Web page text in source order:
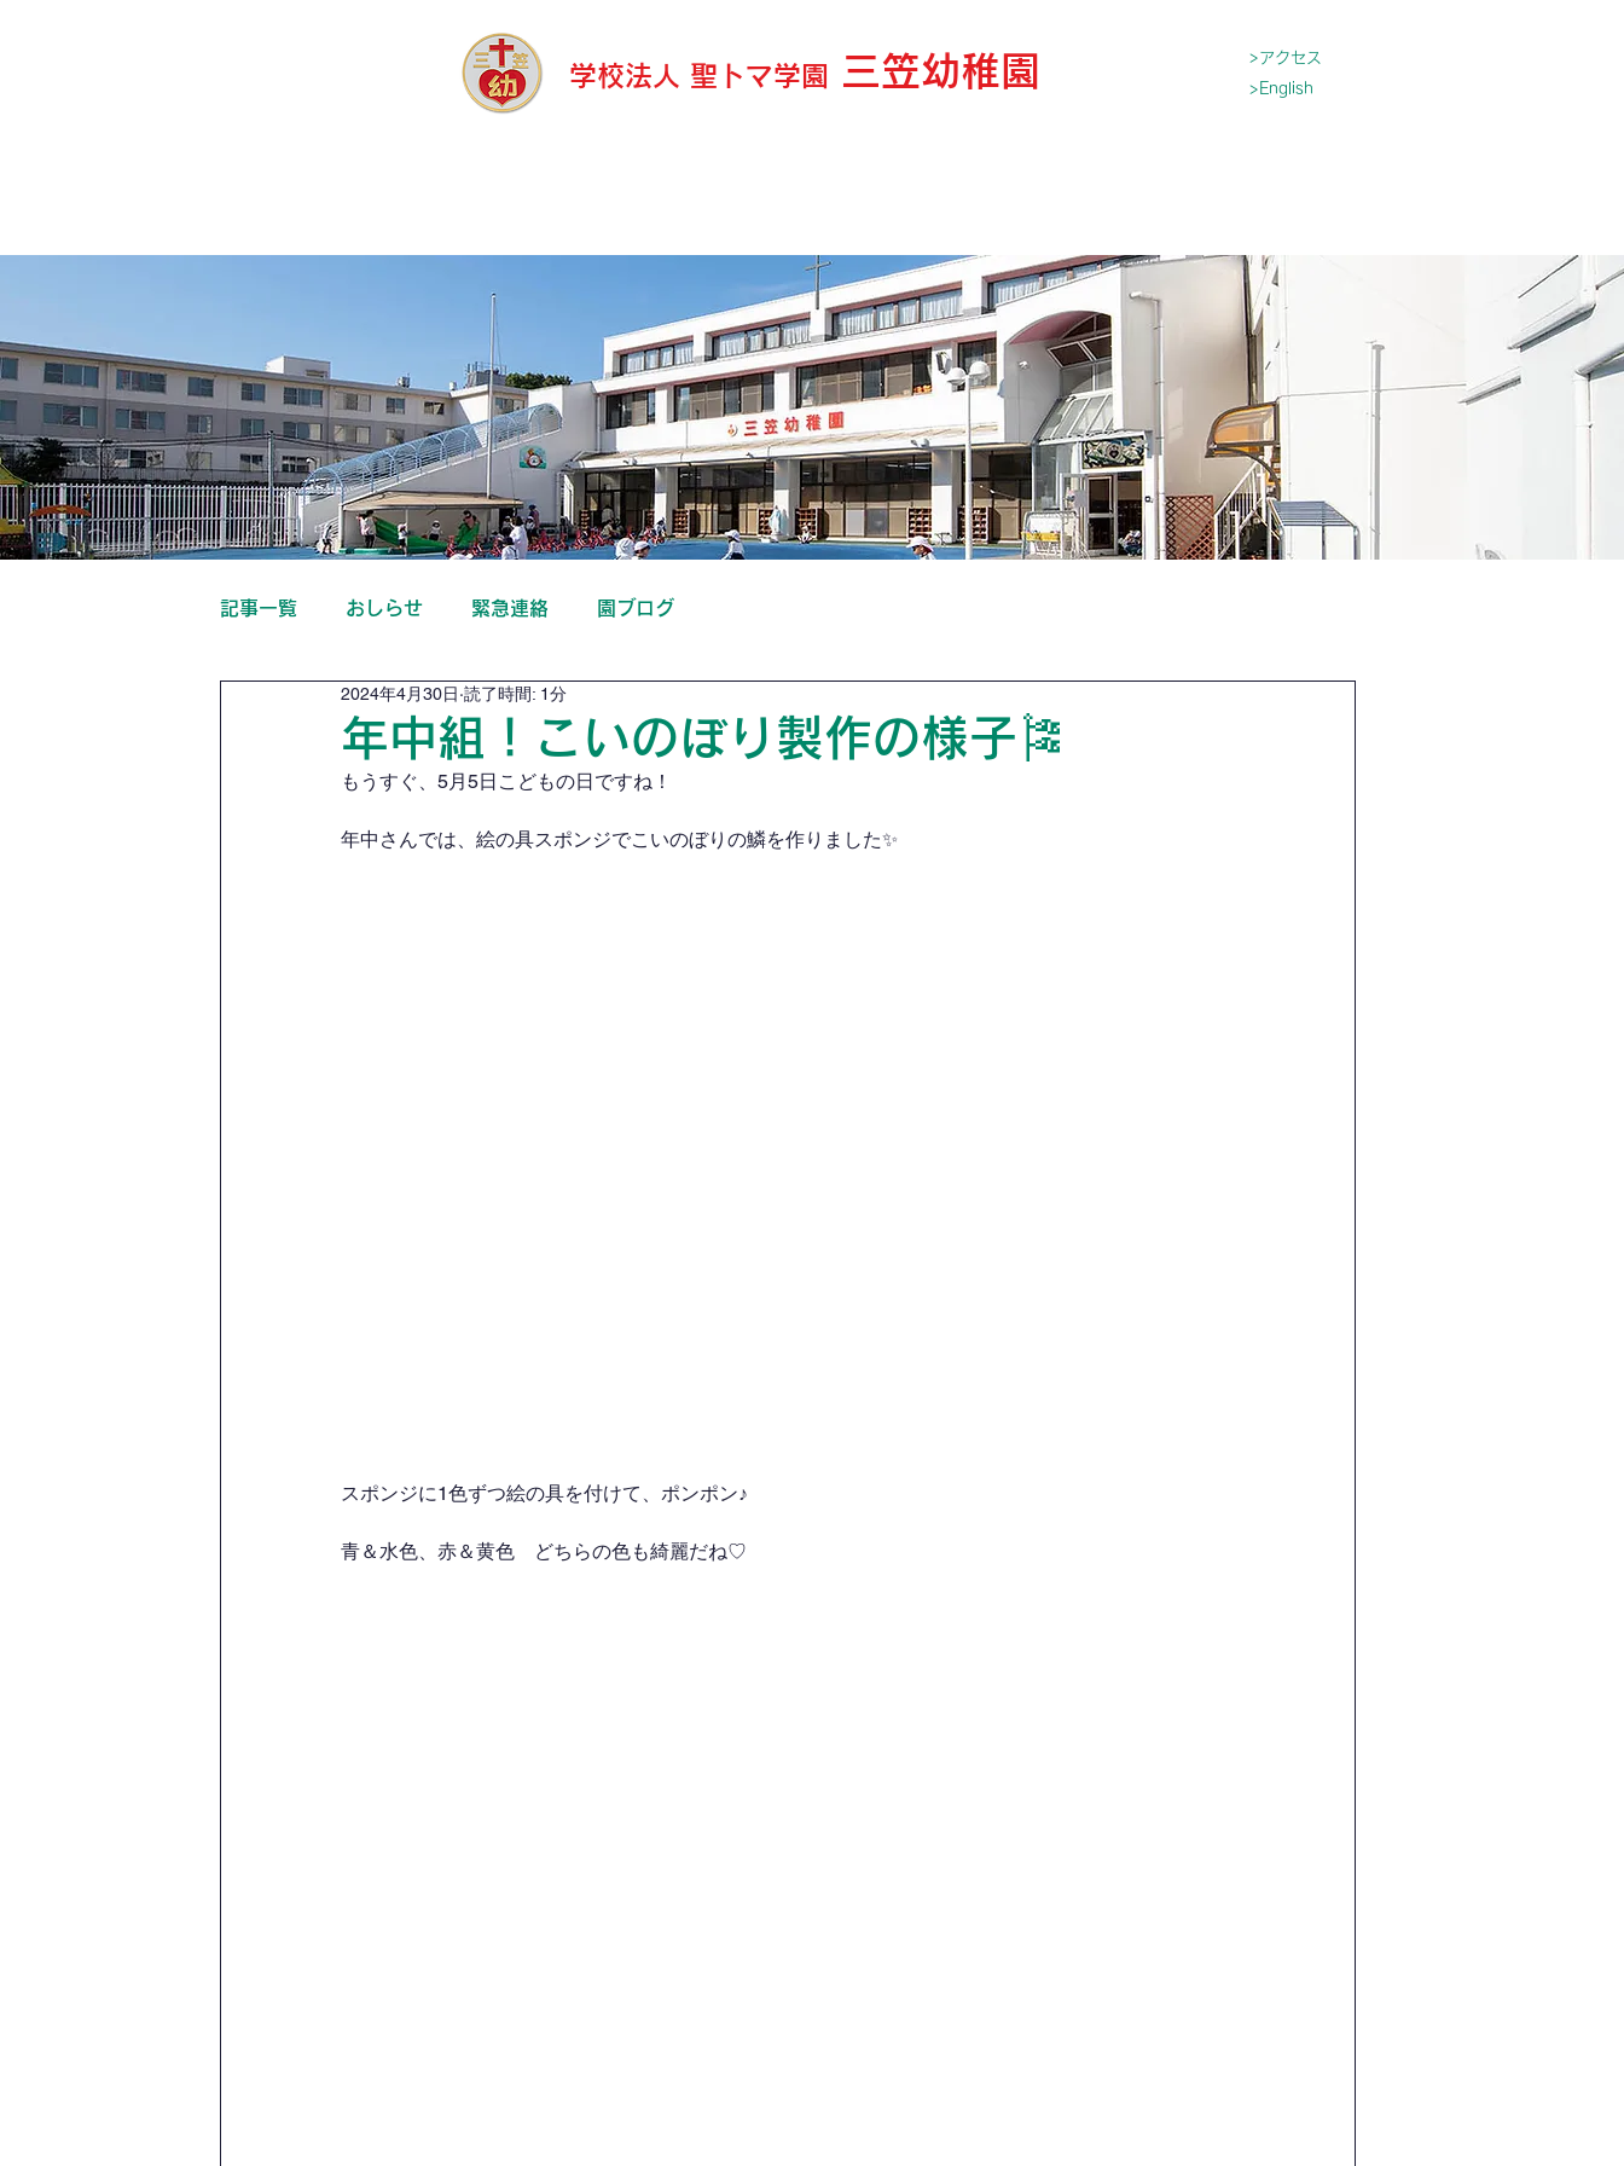
学校法人 聖トマ学園 三笠幼稚園
>アクセス
>English
記事一覧 おしらせ 緊急連絡 園ブログ
年中組！こいのぼり製作の様子🎏
2024年4月30日 読了時間: 1分
もうすぐ、5月5日こどもの日ですね！
年中さんでは、絵の具スポンジでこいのぼりの鱗を作りました✨
スポンジに1色ずつ絵の具を付けて、ポンポン♪
青＆水色、赤＆黄色　どちらの色も綺麗だね♡